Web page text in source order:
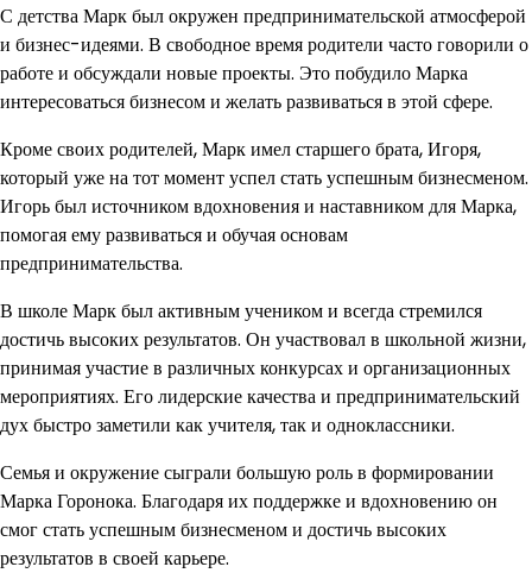
С детства Марк был окружен предпринимательской атмосферой
и бизнес-идеями. В свободное время родители часто говорили о
работе и обсуждали новые проекты. Это побудило Марка
интересоваться бизнесом и желать развиваться в этой сфере.
Кроме своих родителей, Марк имел старшего брата, Игоря,
который уже на тот момент успел стать успешным бизнесменом.
Игорь был источником вдохновения и наставником для Марка,
помогая ему развиваться и обучая основам
предпринимательства.
В школе Марк был активным учеником и всегда стремился
достичь высоких результатов. Он участвовал в школьной жизни,
принимая участие в различных конкурсах и организационных
мероприятиях. Его лидерские качества и предпринимательский
дух быстро заметили как учителя, так и одноклассники.
Семья и окружение сыграли большую роль в формировании
Марка Горонока. Благодаря их поддержке и вдохновению он
смог стать успешным бизнесменом и достичь высоких
результатов в своей карьере.